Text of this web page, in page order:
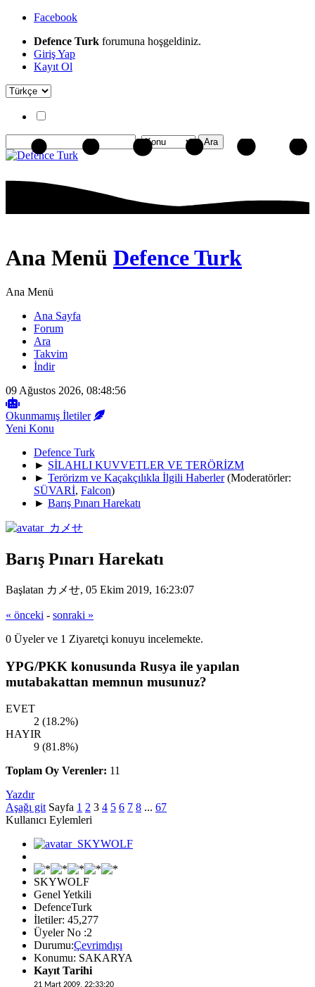
Facebook
Defence Turk forumuna hoşgeldiniz.
Giriş Yap
Kayıt Ol
Ana Menü Defence Turk
Ana Menü
Ana Sayfa
Forum
Ara
Takvim
İndir
09 Ağustos 2026, 08:48:56
Okunmamış İletiler
Yeni Konu
Defence Turk
► SİLAHLI KUVVETLER VE TERÖRİZM
► Terörizm ve Kaçakçılıkla İlgili Haberler (Moderatörler:
SÜVARİ, Falcon)
► Barış Pınarı Harekatı
Barış Pınarı Harekatı
Başlatan カメせ, 05 Ekim 2019, 16:23:07
« önceki - sonraki »
0 Üyeler ve 1 Ziyaretçi konuyu incelemekte.
YPG/PKK konusunda Rusya ile yapılan
mutabakattan memnun musunuz?
EVET
2 (18.2%)
HAYIR
9 (81.8%)
Toplam Oy Verenler: 11
Yazdır
Aşağı git Sayfa 1 2 3 4 5 6 7 8 ... 67
Kullanıcı Eylemleri
SKYWOLF
Genel Yetkili
DefenceTurk
İletiler: 45,277
Üyeler No :2
Durumu:Çevrimdışı
Konumu: SAKARYA
Kayıt Tarihi
21 Mart 2009, 22:33:20